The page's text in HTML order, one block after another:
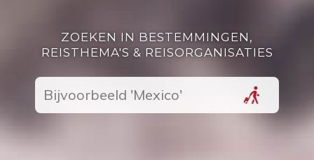
ZOEKEN IN BESTEMMINGEN,
REISTHEMA'S & REISORGANISATIES